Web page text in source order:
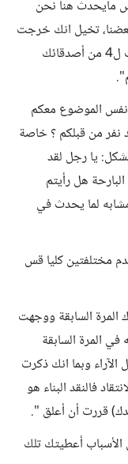
مايحدث هنا نحن
تخيل انك خرجت
بعد مشاهدة جميع تلك التحليلات وذهب ل4 من أصدقائك
4 أيام وفتح نفس الموضوع معكم
نفر من قبلكم ؟ خاصة
يا رجل لقد
هل رأيتم
لما يحدث في
مختلفتين كليا قس
المرة السابقة ووجهت
المرة السابقة
وبما انك ذكرت
فالنقد البناء هو
قررت أن أعلق ".
أعطيتك تلك